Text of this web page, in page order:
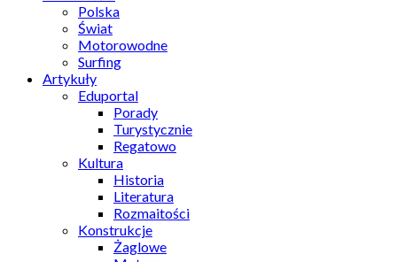
Polska
Świat
Motorowodne
Surfing
Artykuły
Eduportal
Porady
Turystycznie
Regatowo
Kultura
Historia
Literatura
Rozmaitości
Konstrukcje
Żaglowe